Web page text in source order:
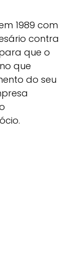
1989 com
contra
que o
que
do seu